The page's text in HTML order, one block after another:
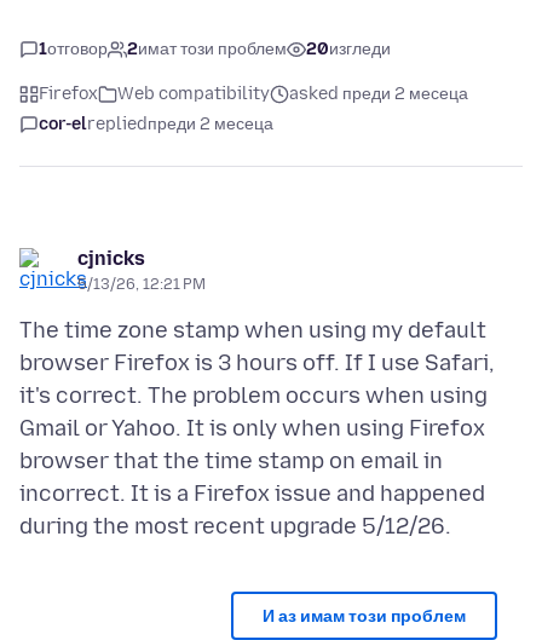
1отговор 2имат този проблем 20изгледи
Firefox Web compatibility
asked преди 2 месеца
cor-elrepliedпреди 2 месеца
cjnicks
5/13/26, 12:21 PM
The time zone stamp when using my default
browser Firefox is 3 hours off. If I use Safari,
it's correct. The problem occurs when using
Gmail or Yahoo. It is only when using Firefox
browser that the time stamp on email in
incorrect. It is a Firefox issue and happened
И аз имам този проблем